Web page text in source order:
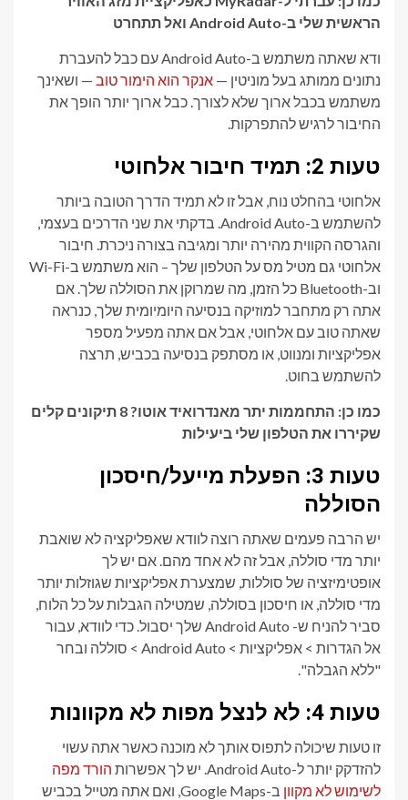
הראשית שלי ב-Android Auto ואל תתחרט
ודא שאתה משתמש ב-Android Auto עם כבל להעברת
נתונים ממותג בעל מוניטין — אנקר הוא הימור טוב — ושאינך
משתמש בכבל ארוך שלא לצורך. כבל ארוך יותר הופך את
החיבור לרגיש להתפרקות.
טעות 2: תמיד חיבור אלחוטי
אלחוטי בהחלט נוח, אבל זו לא תמיד הדרך הטובה ביותר
להשתמש ב-Android Auto. בדקתי את שני הדרכים בעצמי,
והגרסה הקווית מהירה יותר ומגיבה בצורה ניכרת. חיבור
אלחוטי גם מטיל מס על הטלפון שלך – הוא משתמש ב-Wi-Fi
וב-Bluetooth כל הזמן, מה שמרוקן את הסוללה שלך. אם
אתה רק מתחבר למוזיקה בנסיעה היומיומית שלך, כנראה
שאתה טוב עם אלחוטי, אבל אם אתה מפעיל מספר
אפליקציות ומנווט, או מסתפק בנסיעה בכביש, תרצה
להשתמש בחוט.
כמו כן: התחממות יתר מאנדרואיד אוטו? 8 תיקונים קלים
שקיררו את הטלפון שלי ביעילות
טעות 3: הפעלת מייעל/חיסכון
הסוללה
יש הרבה פעמים שאתה רוצה לוודא שאפליקציה לא שואבת
יותר מדי סוללה, אבל זה לא אחד מהם. אם יש לך
אופטימיזציה של סוללות, שמצערת אפליקציות שגוזלות יותר
מדי סוללה, או חיסכון בסוללה, שמטילה הגבלות על כל הלוח,
סביר להניח ש- Android Auto שלך יסבול. כדי לוודא, עבור
אל הגדרות > אפליקציות > Android Auto > סוללה ובחר
"ללא הגבלה".
טעות 4: לא לנצל מפות לא מקוונות
זו טעות שיכולה לתפוס אותך לא מוכנה כאשר אתה עשוי
להזדקק יותר ל-Android Auto. יש לך אפשרות
הורד מפה
לשימוש לא מקוון
ב-Google Maps, ואם אתה מטייל בכביש